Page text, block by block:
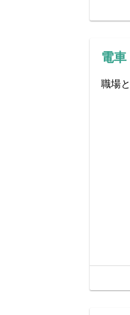
電車
職場